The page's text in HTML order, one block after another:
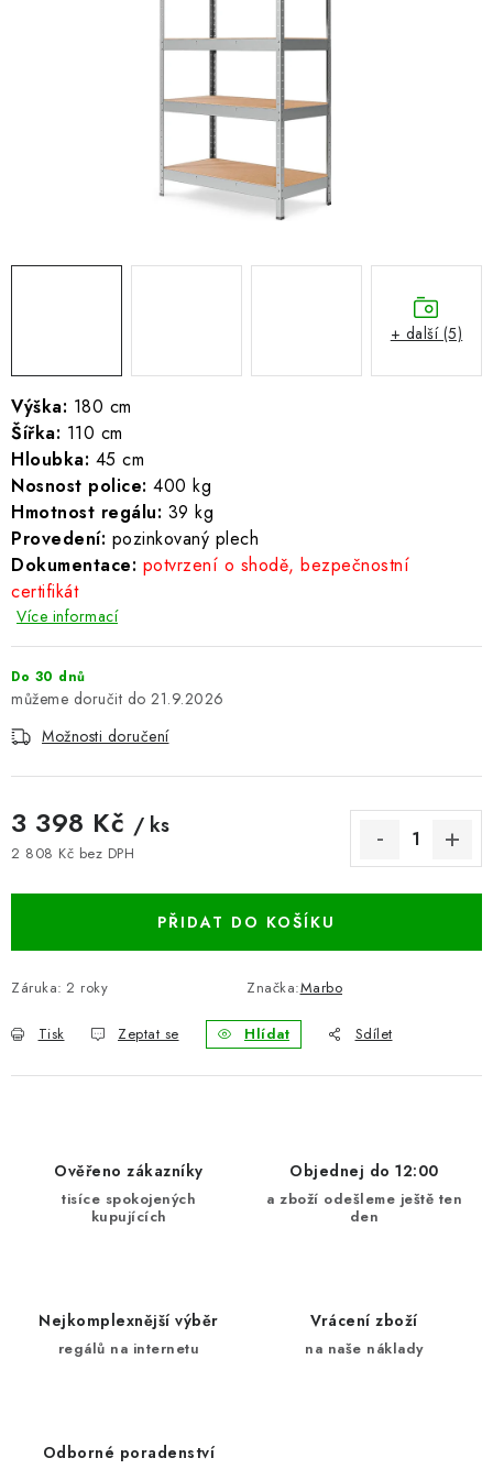
NAPIŠTE NÁM
KONTAKTY
BLOG
Kontakty Hodnocení obchodu
Reklamace zboží
Odstoupení od kupní smlouvy
Obchodní a dodací podmínky
Ochrana osobních údajú
Cookies
Výška: 180 cm
Šířka: 110 cm
Hloubka: 45 cm
Nosnost police: 400 kg
Hmotnost regálu: 39 kg
Provedení: pozinkovaný plech
Dokumentace: potvrzení o shodě, bezpečnostní
certifikát
Více informací
Do 30 dnů
21.9.2026
Možnosti doručení
3 398 Kč / ks
2 808 Kč bez DPH
PŘIDAT DO KOŠÍKU
Záruka: 2 roky Značka:Marbo
Tisk Zeptat se Hlídat Sdílet
+ další (5)
Ověřeno zákazníky
tisíce spokojených
kupujících
Objednej do 12:00
a zboží odešleme ještě ten
den
Nejkomplexnější výběr
regálů na internetu
Vrácení zboží
na naše náklady
Odborné poradenství